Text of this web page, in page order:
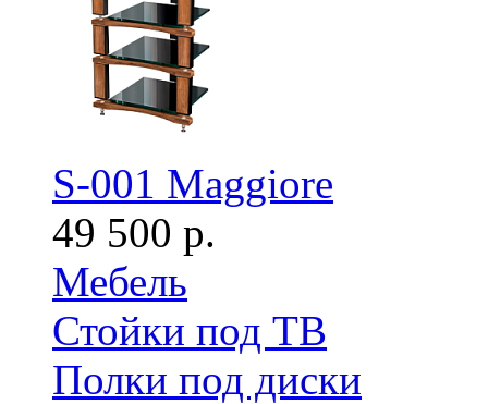
S-001 Maggiore
49 500 р.
Мебель
Стойки под ТВ
Полки под диски